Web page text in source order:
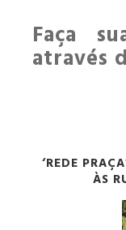
Faça
através
‘REDE
ÀS